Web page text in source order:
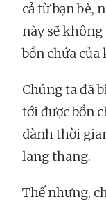
cả từ bạn bè,
này sẽ
bồn chứa của
Chúng ta đã
tới được bồn
dành thời
lang thang.
Thế nhưng,